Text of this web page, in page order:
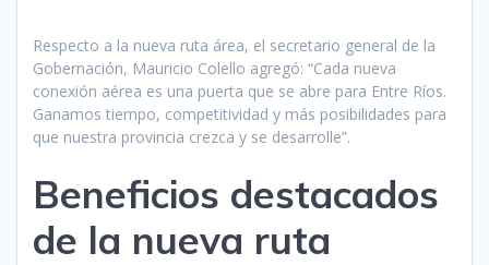
Respecto a la nueva ruta área, el secretario general de la
Gobernación, Mauricio Colello agregó: “Cada nueva
conexión aérea es una puerta que se abre para Entre Ríos.
Ganamos tiempo, competitividad y más posibilidades para
que nuestra provincia crezca y se desarrolle”.
Beneficios destacados
de la nueva ruta